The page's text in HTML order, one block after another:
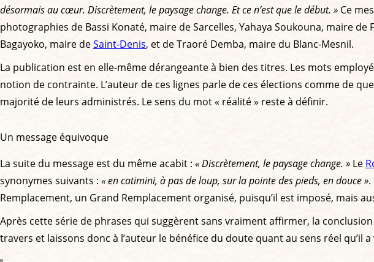
désormais au cœur. Discrètement, le paysage change. Et ce n’est que le début. » Ce
photographies de Bassi Konaté, maire de Sarcelles, Yahaya Soukouna, maire
Bagayoko, maire deSaint-Denis, et de Traoré Demba, maire du Blanc-Mesnil.
La publication est en elle-même dérangeante à bien des titres. Les mots
notion de contrainte. L’auteur de ces lignes parle de ces élections comme de
majorité de leurs administrés. Le sens du mot « réalité » reste à définir.
Un message équivoque
La suite du message est du même acabit : « Discrètement, le paysage change. » Le
synonymes suivants : « en catimini, à pas de loup, sur la pointe des pieds, en douce »
Remplacement, un Grand Remplacement organisé, puisqu’il est imposé, mais
Après cette série de phrases qui suggèrent sans vraiment affirmer, la
travers et laissons donc à l’auteur le bénéfice du doute quant au sens réel qu’il